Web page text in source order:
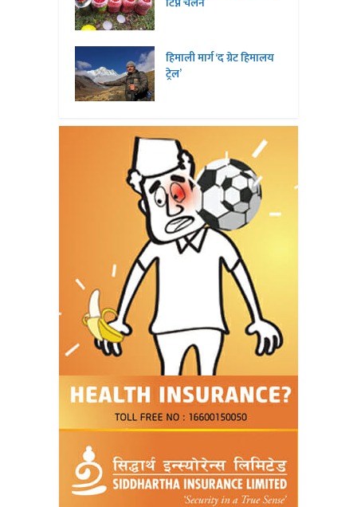
हिमाली मार्ग ‘द ग्रेट हिमालय
ट्रेल’